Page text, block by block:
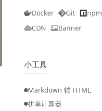
Docker Git npm
CDN
Banner
小工具
Markdown 转 HTML
拼单计算器